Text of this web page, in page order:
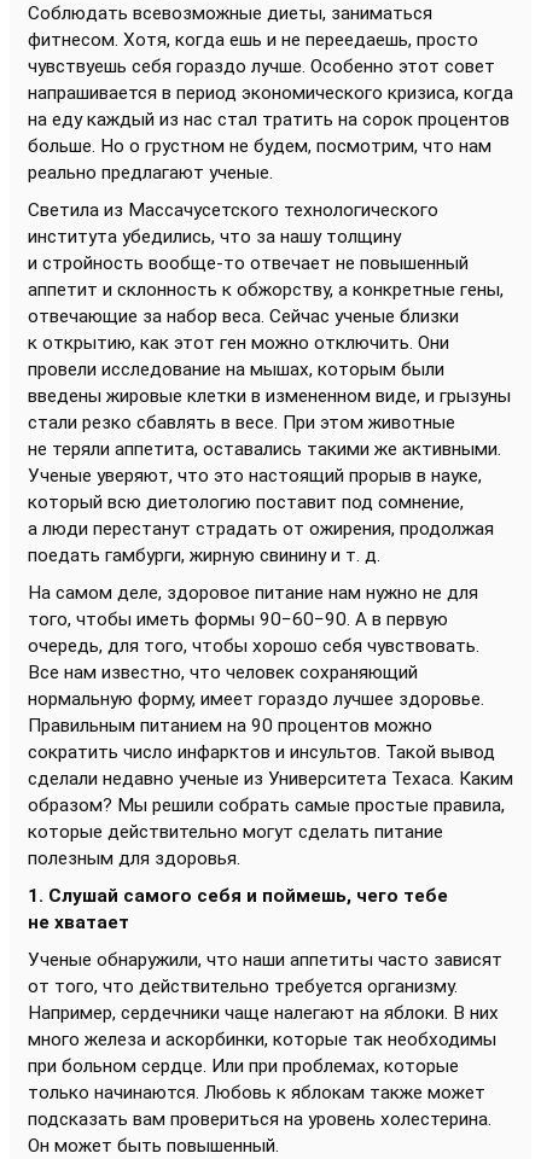
Соблюдать всевозможные диеты, заниматься
фитнесом. Хотя, когда ешь и не переедаешь, просто
чувствуешь себя гораздо лучше. Особенно этот совет
напрашивается в период экономического кризиса, когда
на еду каждый из нас стал тратить на сорок процентов
больше. Но о грустном не будем, посмотрим, что нам
реально предлагают ученые.
Светила из Массачусетского технологического
института убедились, что за нашу толщину
и стройность вообще-то отвечает не повышенный
аппетит и склонность к обжорству, а конкретные гены,
отвечающие за набор веса. Сейчас ученые близки
к открытию, как этот ген можно отключить. Они
провели исследование на мышах, которым были
введены жировые клетки в измененном виде, и грызуны
стали резко сбавлять в весе. При этом животные
не теряли аппетита, оставались такими же активными.
Ученые уверяют, что это настоящий прорыв в науке,
который всю диетологию поставит под сомнение,
а люди перестанут страдать от ожирения, продолжая
поедать гамбурги, жирную свинину и т. д.
На самом деле, здоровое питание нам нужно не для
того, чтобы иметь формы 90−60−90. А в первую
очередь, для того, чтобы хорошо себя чувствовать.
Все нам известно, что человек сохраняющий
нормальную форму, имеет гораздо лучшее здоровье.
Правильным питанием на 90 процентов можно
сократить число инфарктов и инсультов. Такой вывод
сделали недавно ученые из Университета Техаса. Каким
образом? Мы решили собрать самые простые правила,
которые действительно могут сделать питание
полезным для здоровья.
1. Слушай самого себя и поймешь, чего тебе
не хватает
Ученые обнаружили, что наши аппетиты часто зависят
от того, что действительно требуется организму.
Например, сердечники чаще налегают на яблоки. В них
много железа и аскорбинки, которые так необходимы
при больном сердце. Или при проблемах, которые
только начинаются. Любовь к яблокам также может
подсказать вам провериться на уровень холестерина.
Он может быть повышенный.